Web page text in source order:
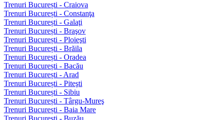
Trenuri București - Craiova
Trenuri București - Constanţa
Trenuri București - Galaţi
Trenuri București - Braşov
Trenuri București - Ploieşti
Trenuri București - Brăila
Trenuri București - Oradea
Trenuri București - Bacău
Trenuri București - Arad
Trenuri București - Piteşti
Trenuri București - Sibiu
Trenuri București - Târgu-Mureş
Trenuri București - Baia Mare